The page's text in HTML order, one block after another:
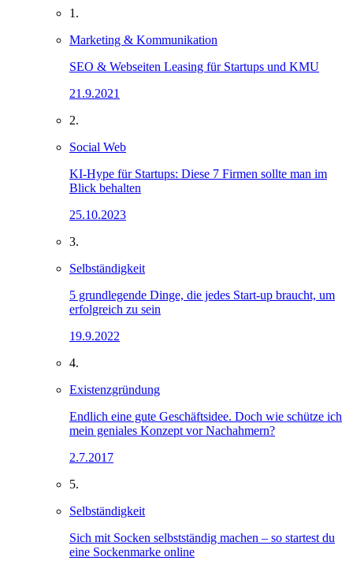
1.
Marketing & Kommunikation
SEO & Webseiten Leasing für Startups und KMU
21.9.2021
2.
Social Web
KI-Hype für Startups: Diese 7 Firmen sollte man im
Blick behalten
25.10.2023
3.
Selbständigkeit
5 grundlegende Dinge, die jedes Start-up braucht, um
erfolgreich zu sein
19.9.2022
4.
Existenzgründung
Endlich eine gute Geschäftsidee. Doch wie schütze ich
mein geniales Konzept vor Nachahmern?
2.7.2017
5.
Selbständigkeit
Sich mit Socken selbstständig machen – so startest du
eine Sockenmarke online